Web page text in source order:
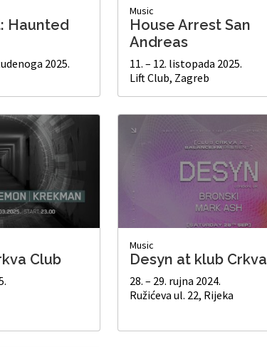
Haunted
2025.
Music
House Arrest San
Andreas
11. – 12. listopada 2025.
Lift Club, Zagreb
Club
Music
Desyn at klub Crkva
28. – 29. rujna 2024.
Ružićeva ul. 22, Rijeka